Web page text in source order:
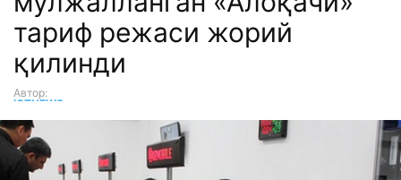
тариф режаси жорий
қилинди
Автор:
ICTNEWS таҳририяти